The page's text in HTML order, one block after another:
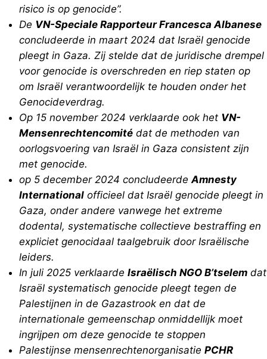
risico is op genocide”.
De VN-Speciale Rapporteur Francesca Albanese
concludeerde in maart 2024 dat Israël genocide
pleegt in Gaza. Zij stelde dat de juridische drempel
voor genocide is overschreden en riep staten op
om Israël verantwoordelijk te houden onder het
Genocideverdrag.
Op 15 november 2024 verklaarde ook het VN-
Mensenrechtencomité dat de methoden van
oorlogsvoering van Israël in Gaza consistent zijn
met genocide.
op 5 december 2024 concludeerdeAmnesty
International officieel dat Israël genocide pleegt in
Gaza, onder andere vanwege het extreme
dodental, systematische collectieve bestraffing en
expliciet genocidaal taalgebruik door Israëlische
leiders.
In juli 2025 verklaarde Israëlisch NGO B’tselem dat
Israël systematisch genocide pleegt tegen de
Palestijnen in de Gazastrook en dat de
internationale gemeenschap onmiddellijk moet
ingrijpen om deze genocide te stoppen
Palestijnse mensenrechtenorganisatie PCHR